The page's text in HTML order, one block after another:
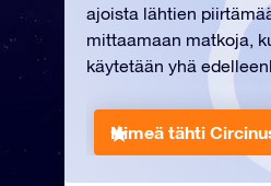
ajoista lähtien
mittaamaan matkoja,
käytetään yhä
Nimeä tähti